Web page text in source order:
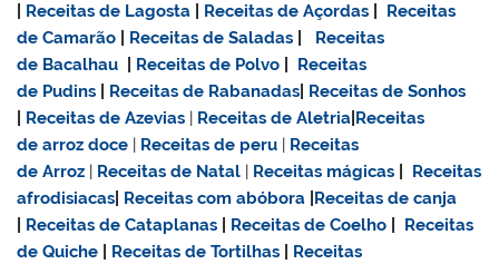
Receitas de Lagosta Receitas de Açordas
Receitas
de Camarão
Receitas de Saladas
Receitas
de Bacalhau
Receitas de Polvo
Receitas
de Pudins
Receitas de Rabanadas Receitas de Sonhos
Receitas de Azevias | Receitas de Aletria Receitas
dearroz doce | Receitas de peru | Receitas
de Arroz | Receitas de Natal | Receitas mágicas
Receitas
afrodisiacas Receitas com abóbora Receitas de canja
Receitas de Cataplanas Receitas de Coelho
Receitas
de Quiche
Receitas de Tortilhas
Receitas